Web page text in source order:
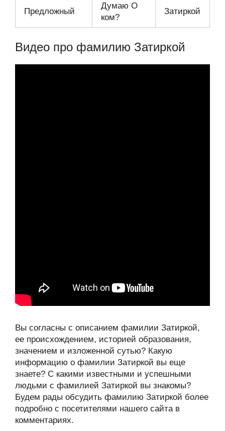
Предложный
Думаю О
ком?
Затиркой
Видео про фамилию Затиркой
Вы согласны с описанием фамилии Затиркой,
ее происхождением, историей образования,
значением и изложенной сутью? Какую
информацию о фамилии Затиркой вы еще
знаете? С какими известными и успешными
людьми с фамилией Затиркой вы знакомы?
Будем рады обсудить фамилию Затиркой более
подробно с посетителями нашего сайта в
комментариях.